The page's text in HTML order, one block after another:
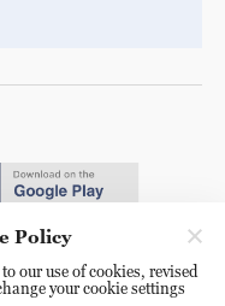
Policy
our use of cookies, revised
your cookie settings